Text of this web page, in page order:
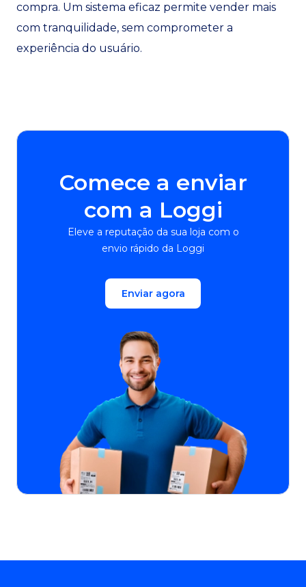
compra. Um sistema eficaz permite vender mais
com tranquilidade, sem comprometer a
experiência do usuário.
Comece a enviar
com a Loggi
Eleve a reputação da sua loja com o
envio rápido da Loggi
Enviar agora